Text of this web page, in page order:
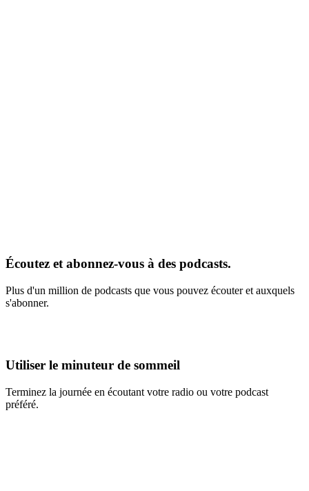
Écoutez et abonnez-vous à des podcasts.
Plus d'un million de podcasts que vous pouvez écouter et auxquels
s'abonner.
Utiliser le minuteur de sommeil
Terminez la journée en écoutant votre radio ou votre podcast
préféré.